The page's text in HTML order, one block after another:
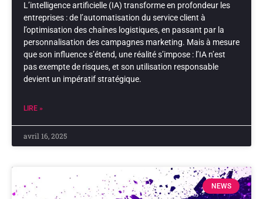
L’intelligence artificielle (IA) transforme en profondeur les
entreprises : de l’automatisation du service client à
l’optimisation des chaînes logistiques, en passant par la
personnalisation des campagnes marketing. Mais à mesure
que son influence s’étend, une réalité s’impose : l’IA n’est
pas exempte de risques, et son utilisation responsable
devient un impératif stratégique.
LIRE »
avril 16, 2025
NEWS